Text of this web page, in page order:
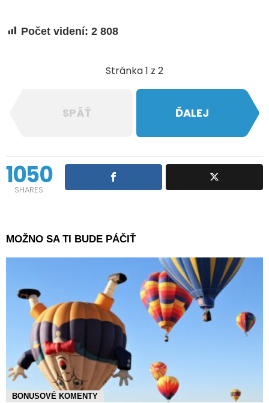
Počet videní: 2 808
Stránka 1 z 2
SPÄŤ ĎALEJ
1050
SHARES
MOŽNO SA TI BUDE PÁČIŤ
BONUSOVÉ KOMENTY